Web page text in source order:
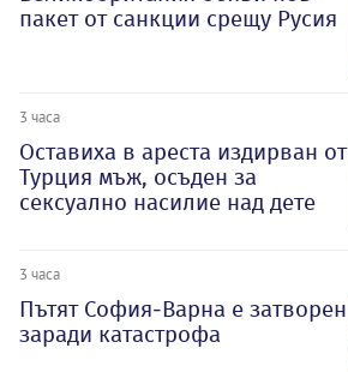
пакет от санкции срещу Русия
3 часа
Оставиха в ареста издирван от
Турция мъж, осъден за
сексуално насилие над дете
3 часа
Пътят София-Варна е затворен
заради катастрофа